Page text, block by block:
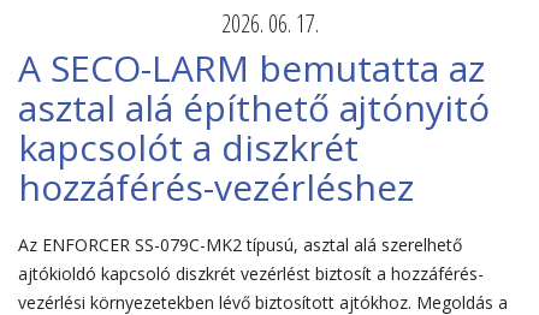
2026. 06. 17.
A SECO-LARM bemutatta az
asztal alá építhető ajtónyitó
kapcsolót a diszkrét
hozzáférés-vezérléshez
Az ENFORCER SS-079C-MK2 típusú, asztal alá szerelhető
ajtókioldó kapcsoló diszkrét vezérlést biztosít a hozzáférés-
vezérlési környezetekben lévő biztosított ajtókhoz. Megoldás a